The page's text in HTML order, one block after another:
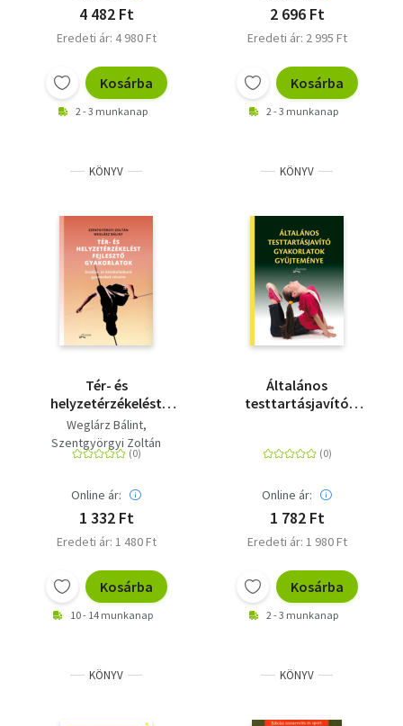
4 482 Ft
Eredeti ár: 4 980 Ft
Kosárba
2 - 3 munkanap
2 696 Ft
Eredeti ár: 2 995 Ft
Kosárba
2 - 3 munkanap
KÖNYV
Tér- és
helyzetérzékelést
fejlesztő gyakorlatok -
Óvodás- és
kisiskoláskorú
Weglárz Bálint
Szentgyörgyi Zoltán
Online ár:
1 332 Ft
Eredeti ár: 1 480 Ft
Kosárba
10 - 14 munkanap
KÖNYV
Általános
testtartásjavító
Online ár:
1 782 Ft
Eredeti ár: 1 980 Ft
Kosárba
2 - 3 munkanap
KÖNYV KÖNYV